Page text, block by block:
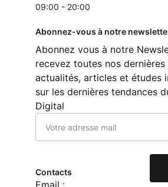
Contacts
Abonnez vous à notre
recevez toutes nos
actualités, articles et études
sur les dernières tendances
Digital
Email :
Abonnez-vous à notre
09:00 - 20:00